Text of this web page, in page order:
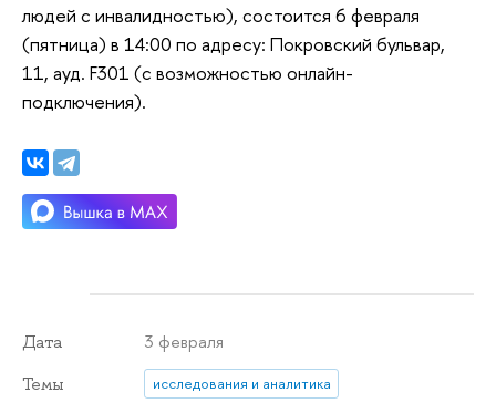
людей с инвалидностью), состоится 6 февраля
(пятница) в 14:00 по адресу: Покровский бульвар,
11, ауд. F301 (с возможностью онлайн-
подключения).
Дата 3 февраля
Темы
исследования и аналитика